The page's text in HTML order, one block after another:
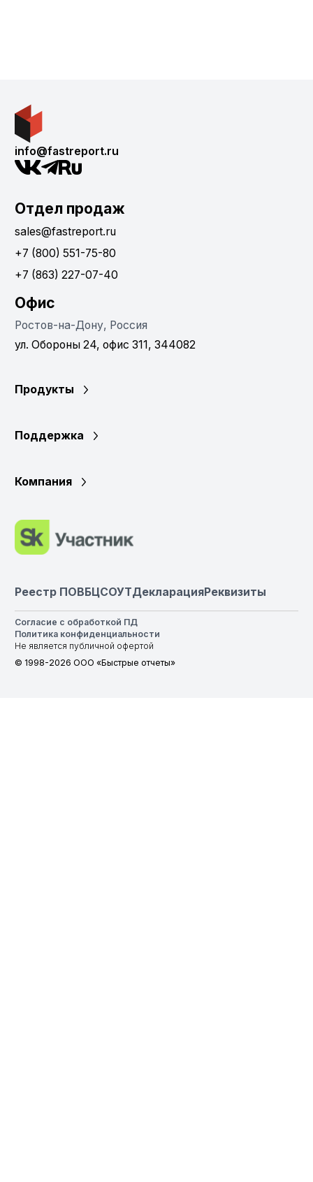
info@fastreport.ru
Отдел продаж
sales@fastreport.ru
+7 (800) 551-75-80
+7 (863) 227-07-40
Офис
Ростов-на-Дону, Россия
ул. Обороны 24, офис 311, 344082
Продукты
Поддержка
Компания
Реестр ПОВБЦСОУТДекларацияРеквизиты
Согласие с обработкой ПД
Политика конфиденциальности
Не является публичной офертой
© 1998-2026 ООО «Быстрые отчеты»